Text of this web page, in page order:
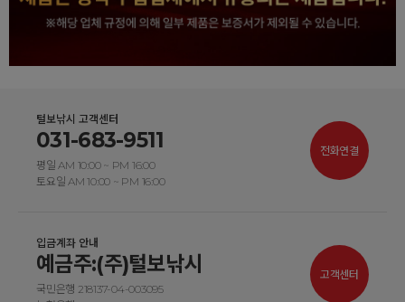
털보낚시 고객센터
031-683-9511
평일 AM 10:00 ~ PM 16:00
토요일 AM 10:00 ~ PM 16:00
전화연결
입금계좌 안내
예금주:(주)털보낚시
국민은행 218137-04-003095
고객센터